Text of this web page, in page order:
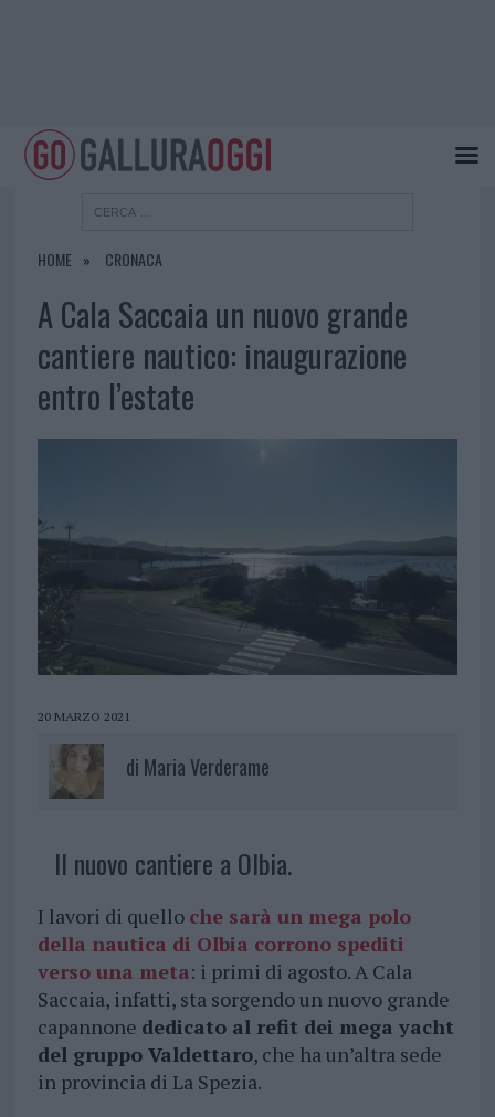
HOME CRONACA
A Cala Saccaia un nuovo grande
cantiere nautico: inaugurazione
entro l’estate
20 MARZO 2021
di Maria Verderame
Il nuovo cantiere a Olbia.
I lavori di quello che sarà un mega polo
della nautica di Olbia corrono spediti
verso una meta: i primi di agosto. A Cala
Saccaia, infatti, sta sorgendo un nuovo grande
capannone dedicato al refit dei mega yacht
del gruppo Valdettaro, che ha un’altra sede
in provincia di La Spezia.